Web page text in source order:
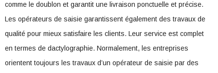
comme le doublon et garantit une livraison ponctuelle et précise.
Les opérateurs de saisie garantissent également des travaux de
qualité pour mieux satisfaire les clients. Leur service est complet
en termes de dactylographie. Normalement, les entreprises
orientent toujours les travaux d’un opérateur de saisie par des